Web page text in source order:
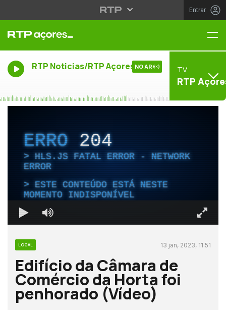
Entrar
RTP Noticias/RTP Açores NO AR TV
RTP
ERRO204
HLS.JS FATAL ERROR - NETWORK
ERROR
ESTE CONTEÚDO ESTÁ NESTE
MOMENTO INDISPONÍVEL
LOCAL 13 jan, 2023, 11:51
Edifício da Câmara de
Comércio da Horta foi
penhorado (Vídeo)